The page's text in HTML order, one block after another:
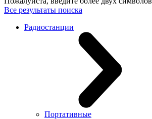
Все результаты поиска
Радиостанции
Портативные